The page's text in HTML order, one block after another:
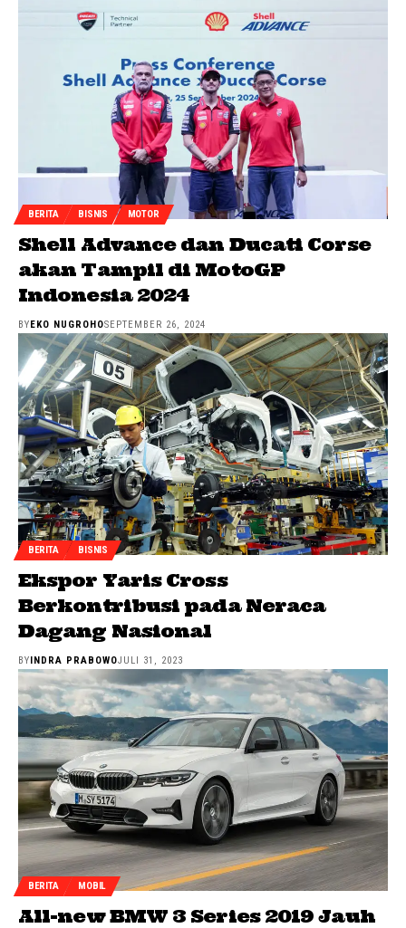
BERITA BISNIS MOTOR
Shell Advance dan Ducati Corse
akan Tampil di MotoGP
Indonesia 2024
BYEKO NUGROHOSEPTEMBER 26, 2024
BERITA BISNIS
Ekspor Yaris Cross
Berkontribusi pada Neraca
Dagang Nasional
BYINDRA PRABOWOJULI 31, 2023
BERITA MOBIL
All-new BMW 3 Series 2019 Jauh